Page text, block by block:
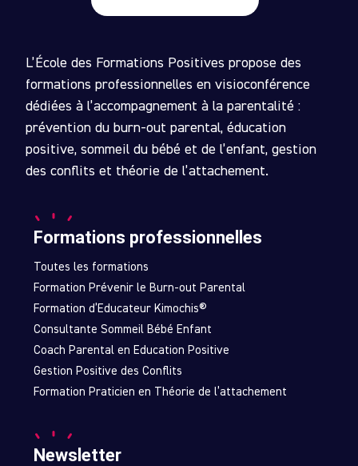
L’École des Formations Positives propose des
formations professionnelles en visioconférence
dédiées à l’accompagnement à la parentalité :
prévention du burn-out parental, éducation
positive, sommeil du bébé et de l’enfant, gestion
des conflits et théorie de l’attachement.
Formations professionnelles
Toutes les formations
Formation Prévenir le Burn-out Parental
Formation d’Educateur Kimochis®
Consultante Sommeil Bébé Enfant
Coach Parental en Education Positive
Gestion Positive des Conflits
Formation Praticien en Théorie de l’attachement
Newsletter